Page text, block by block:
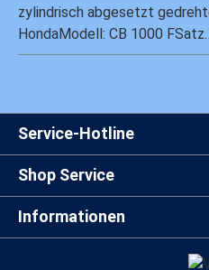
zylindrisch abgesetzt
HondaModell: CB 1000
Service-Hotline
Shop Service
Informationen